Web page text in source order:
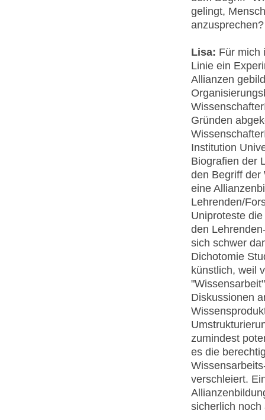
gelingt,
anzusprechen?
Lisa: Für mich
Linie ein
Allianzen
Gründen
Institution
Biografien der
den Begriff der
eine
Lehrenden/
Uniproteste
den
sich schwer
Dichotomie
künstlich, weil
Diskussionen
zumindest
es die
verschleiert.
sicherlich noch